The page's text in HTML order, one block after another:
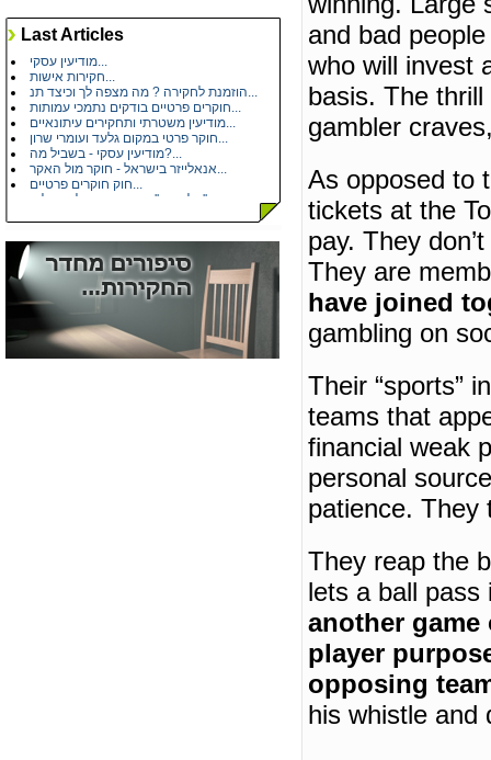
Last Articles
נוכל סדרתי - נוכלים ומעשי עוקץ...
חקירות אישות...
חוקרים פרטיים בודקים נתמכי עמותות...
מודיעין משטרתי ותחקירים עיתונאיים...
חוקר פרטי במקום גלעד ועומרי שרון...
מודיעין עסקי - בשביל מה?...
חוק חוקרים פרטיים...
הכרה עם בלש פרטי...
בדיקות פוליגרף - מכונת אמת...
חקירות פרטיות - דיוק בפרטים...
איתור כתובת או מסירה משפטית - שאלות...
הונאות ביטוח רכב ורכוש...
תאונות דרכים - רכב חקלאי...
and bad
who will invest
basis. The thrill
gambler
As opposed to
tickets at the
pay. They
They are
have joined
gambling on
Their “sports”
teams that
financial weak
personal
patience. They
They reap the
lets a ball pass
another
player
opposing
his whistle and